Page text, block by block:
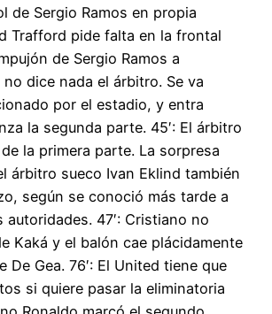
de Sergio Ramos en propia
Trafford pide falta en la frontal
de Sergio Ramos a
dice nada el árbitro. Se va
por el estadio, y entra
la segunda parte. 45′: El árbitro
la primera parte. La sorpresa
árbitro sueco Ivan Eklind también
según se conoció más tarde a
autoridades. 47′: Cristiano no
Kaká y el balón cae plácidamente
De Gea. 76′: El United tiene que
si quiere pasar la eliminatoria